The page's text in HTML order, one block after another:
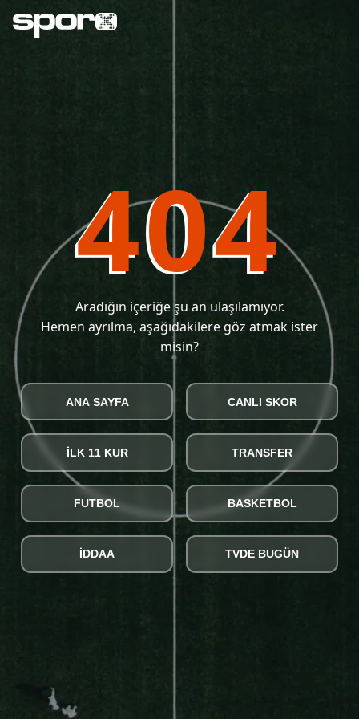
404
Aradığın içeriğe şu an ulaşılamıyor.
Hemen ayrılma, aşağıdakilere göz atmak ister
misin?
ANA SAYFA CANLI SKOR
İLK 11 KUR TRANSFER
FUTBOL BASKETBOL
İDDAA TVDE BUGÜN